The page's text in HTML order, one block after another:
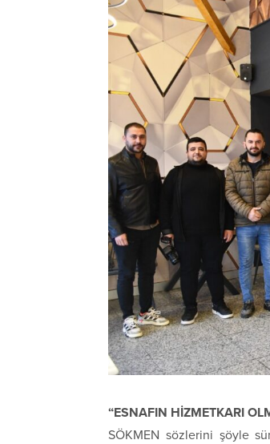
“ESNAFIN HİZMETKARI
SÖKMEN sözlerini şöyle